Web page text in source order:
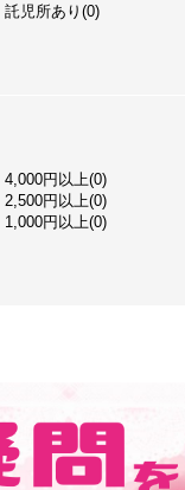
託児所あり(0)
4,000円以上(0)
2,500円以上(0)
1,000円以上(0)